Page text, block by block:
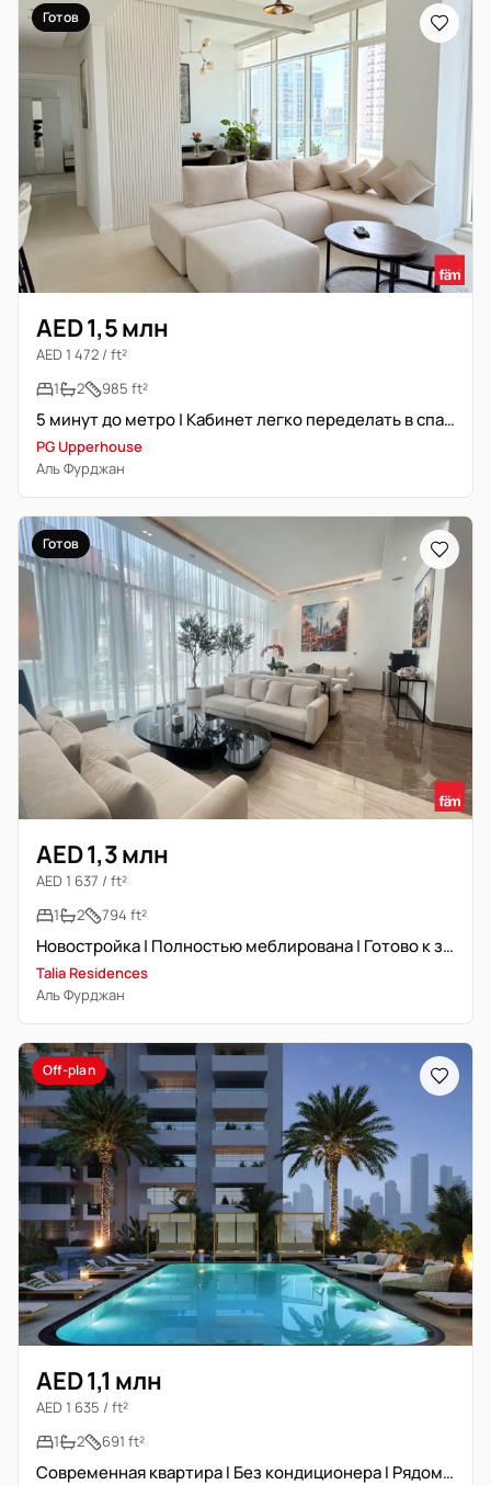
Готов
AED 1,5 млн
AED 1 472 / ft²
1
2 985 ft²
5 минут до метро | Кабинет легко переделать в спальню
PG Upperhouse
Аль Фурджан
Готов
AED 1,3 млн
AED 1 637 / ft²
1
2 794 ft²
Новостройка | Полностью меблирована | Готово к заселению
Talia Residences
Аль Фурджан
Off-plan
AED 1,1 млн
AED 1 635 / ft²
1
2 691 ft²
Современная квартира I Без кондиционера I Рядом с метро